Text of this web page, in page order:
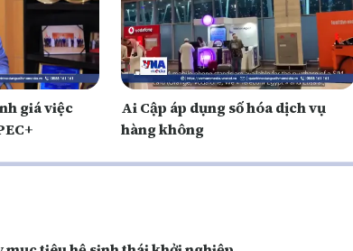
giá việc
Ai Cập áp dụng số hóa dịch vụ
hàng không